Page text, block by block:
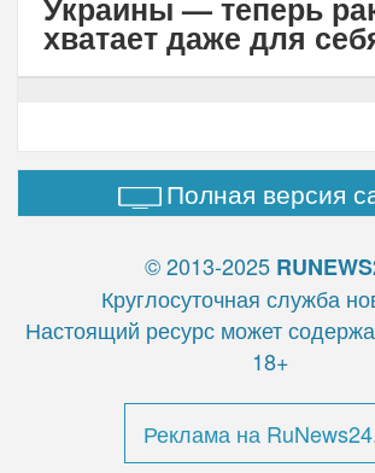
Украины — теперь
хватает даже для
Полная версия
© 2013-2025
Круглосуточная служба
Настоящий ресурс может
18+
Реклама на